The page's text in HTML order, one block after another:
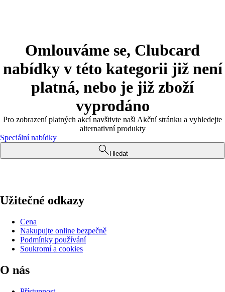
Omlouváme se, Clubcard
nabídky v této kategorii již není
platná, nebo je již zboží
vyprodáno
Pro zobrazení platných akcí navštivte naši Akční stránku a vyhledejte
alternativní produkty
Speciální nabídky
Hledat
Užitečné odkazy
Cena
Nakupujte online bezpečně
Podmínky používání
Soukromí a cookies
O nás